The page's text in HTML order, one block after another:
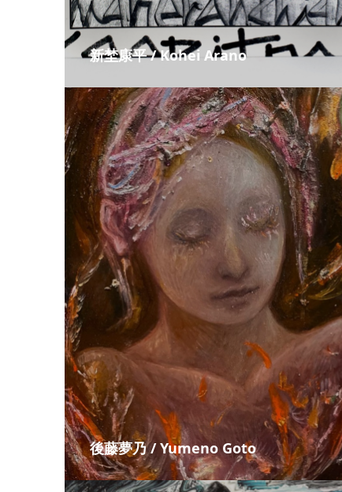
新埜康平 / Kohei Arano
後藤夢乃 / Yumeno Goto